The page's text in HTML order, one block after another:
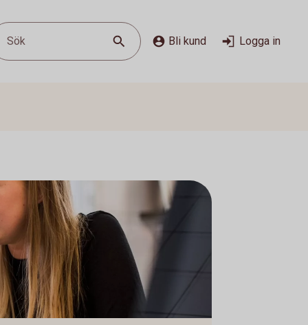
Sök Bli kund Logga in